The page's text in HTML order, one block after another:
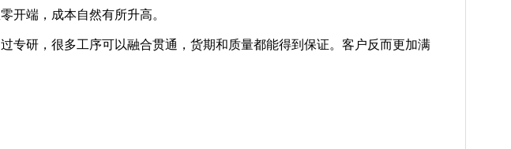
开端，成本自然有所升高。
专研，很多工序可以融合贯通，货期和质量都能得到保证。客户反而更加满